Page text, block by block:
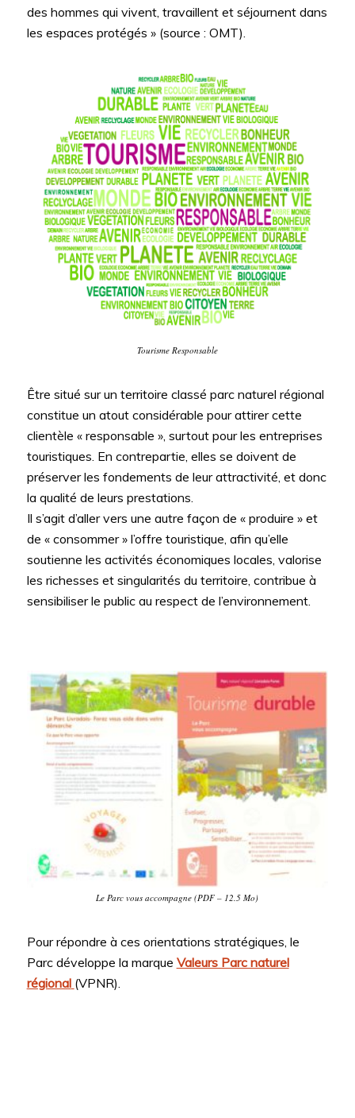
des hommes qui vivent, travaillent et séjournent dans
les espaces protégés » (source : OMT).
Tourisme Responsable
Être situé sur un territoire classé parc naturel régional
constitue un atout considérable pour attirer cette
clientèle « responsable », surtout pour les entreprises
touristiques. En contrepartie, elles se doivent de
préserver les fondements de leur attractivité, et donc
la qualité de leurs prestations.
Il s’agit d’aller vers une autre façon de « produire » et
de « consommer » l’offre touristique, afin qu’elle
soutienne les activités économiques locales, valorise
les richesses et singularités du territoire, contribue à
sensibiliser le public au respect de l’environnement.
Le Parc vous accompagne (PDF – 12.5 Mo)
Pour répondre à ces orientations stratégiques, le
Parc développe la marque Valeurs Parc naturel
régional (VPNR).